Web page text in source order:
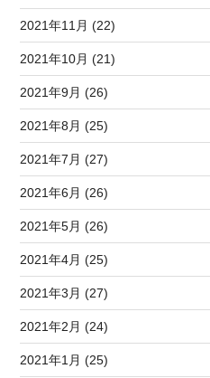
2021年11月 (22)
2021年10月 (21)
2021年9月 (26)
2021年8月 (25)
2021年7月 (27)
2021年6月 (26)
2021年5月 (26)
2021年4月 (25)
2021年3月 (27)
2021年2月 (24)
2021年1月 (25)